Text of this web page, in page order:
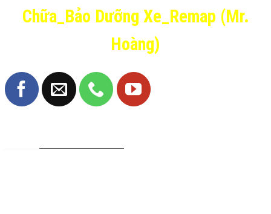
Chữa_Bảo Dưỡng Xe_Remap (Mr.
Hoàng)